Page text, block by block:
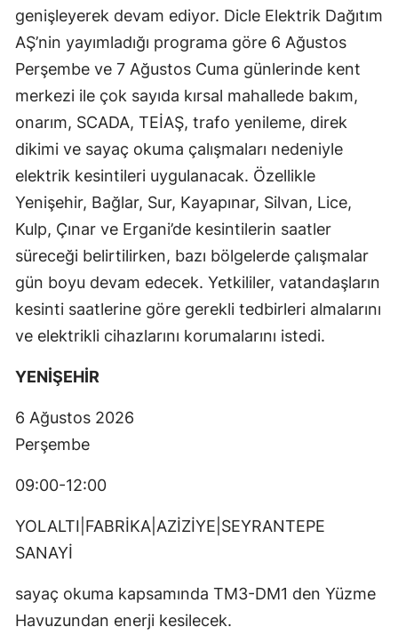
genişleyerek devam ediyor. Dicle Elektrik Dağıtım
AŞ’nin yayımladığı programa göre 6 Ağustos
Perşembe ve 7 Ağustos Cuma günlerinde kent
merkezi ile çok sayıda kırsal mahallede bakım,
onarım, SCADA, TEİAŞ, trafo yenileme, direk
dikimi ve sayaç okuma çalışmaları nedeniyle
elektrik kesintileri uygulanacak. Özellikle
Yenişehir, Bağlar, Sur, Kayapınar, Silvan, Lice,
Kulp, Çınar ve Ergani’de kesintilerin saatler
süreceği belirtilirken, bazı bölgelerde çalışmalar
gün boyu devam edecek. Yetkililer, vatandaşların
kesinti saatlerine göre gerekli tedbirleri almalarını
ve elektrikli cihazlarını korumalarını istedi.
YENİŞEHİR
6 Ağustos 2026
Perşembe
09:00-12:00
YOLALTI|FABRİKA|AZİZİYE|SEYRANTEPE
SANAYİ
sayaç okuma kapsamında TM3-DM1 den Yüzme
Havuzundan enerji kesilecek.